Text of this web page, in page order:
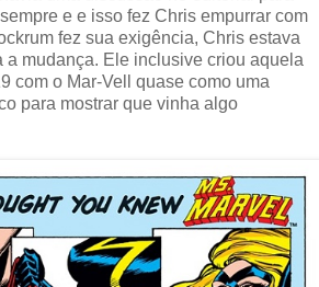
e e isso fez Chris empurrar com
fez sua exigência, Chris estava
a mudança. Ele inclusive criou aquela
com o Mar-Vell quase como uma
para mostrar que vinha algo